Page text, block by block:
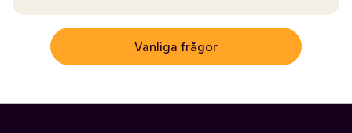
Vanliga frågor